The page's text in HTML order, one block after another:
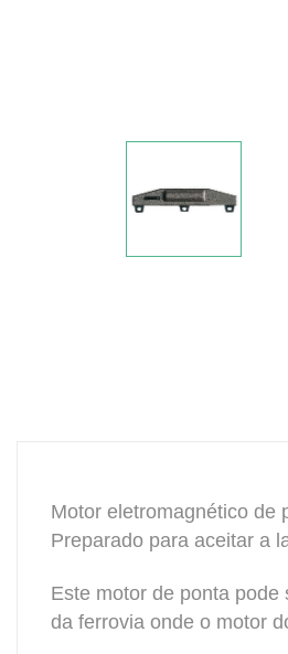
Motor eletromagnético de
Preparado para aceitar a
Este motor de ponta pode
da ferrovia onde o motor